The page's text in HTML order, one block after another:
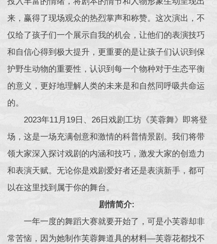
来，赢得了现场观众的热烈掌声和称赞。这次演出，不
仅给了孩子们一个展示自我的机会，让他们的表演技巧
和自信心得到极大提升，更重要的是让孩子们认识到保
护野生动物的重要性，认识到每一个物种对于生态平衡
的意义，更好地理解人类的未来是和自然同呼吸共命运
的。
2023年11月19日、26日戏剧工坊《芙蓉舞》即将登
场，这是一场充满创意和激情的科普情景剧。我们将带
领大家深入探讨戏剧的内涵和技巧，激发大家的创造力
和表演天赋。无论你是戏剧爱好者还是表演新手，都可
以在这里找到属于你的舞台。
剧情简介:
一年一度的舞蹈大赛就要开始了，可是小芙蓉却非
常苦恼，因为她制作芙蓉舞道具的材料—芙蓉花都找不